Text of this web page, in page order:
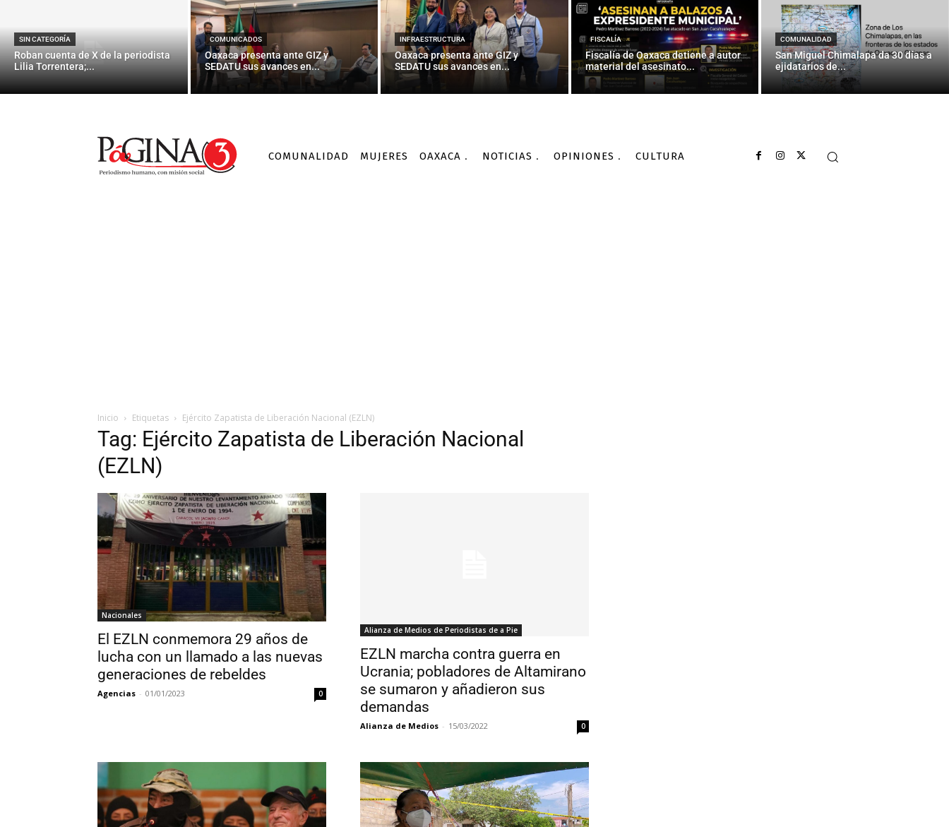
SIN CATEGORÍA
Roban cuenta de X de la periodista
Lilia Torrentera;...
COMUNICADOS
Oaxaca presenta ante GIZ y
SEDATU sus avances en...
INFRAESTRUCTURA
Oaxaca presenta ante GIZ y
SEDATU sus avances en...
FISCALÍA
Fiscalía de Oaxaca detiene a autor
material del asesinato...
COMUNALIDAD
San Miguel Chimalapa da 30 días a
ejidatarios de...
COMUNALIDAD MUJERES OAXACA NOTICIAS OPINIONES CULTURA
Inicio Etiquetas Ejército Zapatista de Liberación Nacional (EZLN)
Tag: Ejército Zapatista de Liberación Nacional
(EZLN)
Nacionales
El EZLN conmemora 29 años de
lucha con un llamado a las nuevas
generaciones de rebeldes
Agencias - 01/01/2023 0
Alianza de Medios de Periodistas de a Pie
EZLN marcha contra guerra en
Ucrania; pobladores de Altamirano
se sumaron y añadieron sus
demandas
Alianza de Medios - 15/03/2022 0